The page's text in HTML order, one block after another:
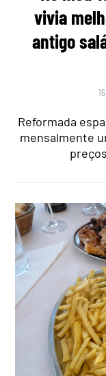
vivia
antigo
Reformada
mensalmente